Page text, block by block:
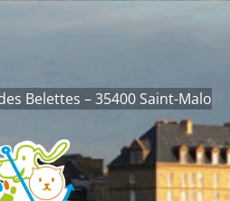
Belettes – 35400 Saint-Malo